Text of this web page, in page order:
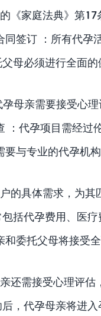
《家庭法典》第
同签订 ：所有代孕
父母必须进行全面
母亲需要接受心
：代孕项目需经过
要与专业的代孕机
的具体需求，为
括代孕费用、医
和委托父母将接受
还需接受心理评
，代孕母亲将进